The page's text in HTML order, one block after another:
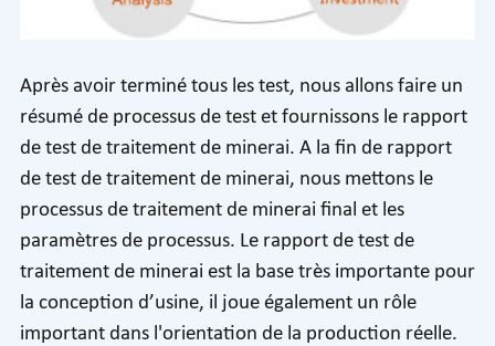
Après avoir terminé tous les test, nous allons faire un
résumé de processus de test et fournissons le rapport
de test de traitement de minerai. A la fin de rapport
de test de traitement de minerai, nous mettons le
processus de traitement de minerai final et les
paramètres de processus. Le rapport de test de
traitement de minerai est la base très importante pour
la conception d’usine, il joue également un rôle
important dans l'orientation de la production réelle.